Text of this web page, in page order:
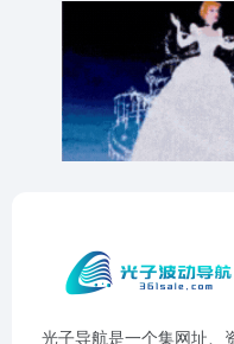
光子导航是一个集网址、